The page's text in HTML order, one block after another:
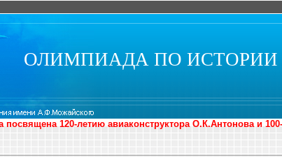
ОЛИМПИАДА ПО
посвящена 120-летию авиаконструктора О.К.Антонова и